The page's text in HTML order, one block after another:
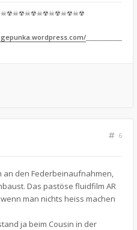
6
an den Federbeinaufnahmen,
Das pastöse fluidfilm AR
man nichts heiss machen
ja beim Cousin in der